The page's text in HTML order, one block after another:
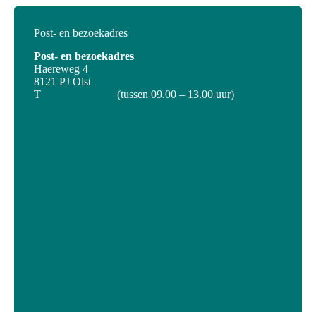
Post- en bezoekadres
Post- en bezoekadres
Haereweg 4
8121 PJ Olst
T
(tussen 09.00 – 13.00 uur)